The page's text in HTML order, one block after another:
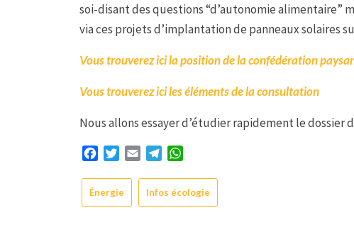
soi-disant des questions “d’autonomie alimentaire”
via ces projets d’implantation de panneaux solaires
Vous trouverez ici la position de la confédération
Vous trouverez ici les éléments de la consultation
Nous allons essayer d’étudier rapidement le dossier
Facebook
Twitter
Email Telegram
Énergie Infos écologie